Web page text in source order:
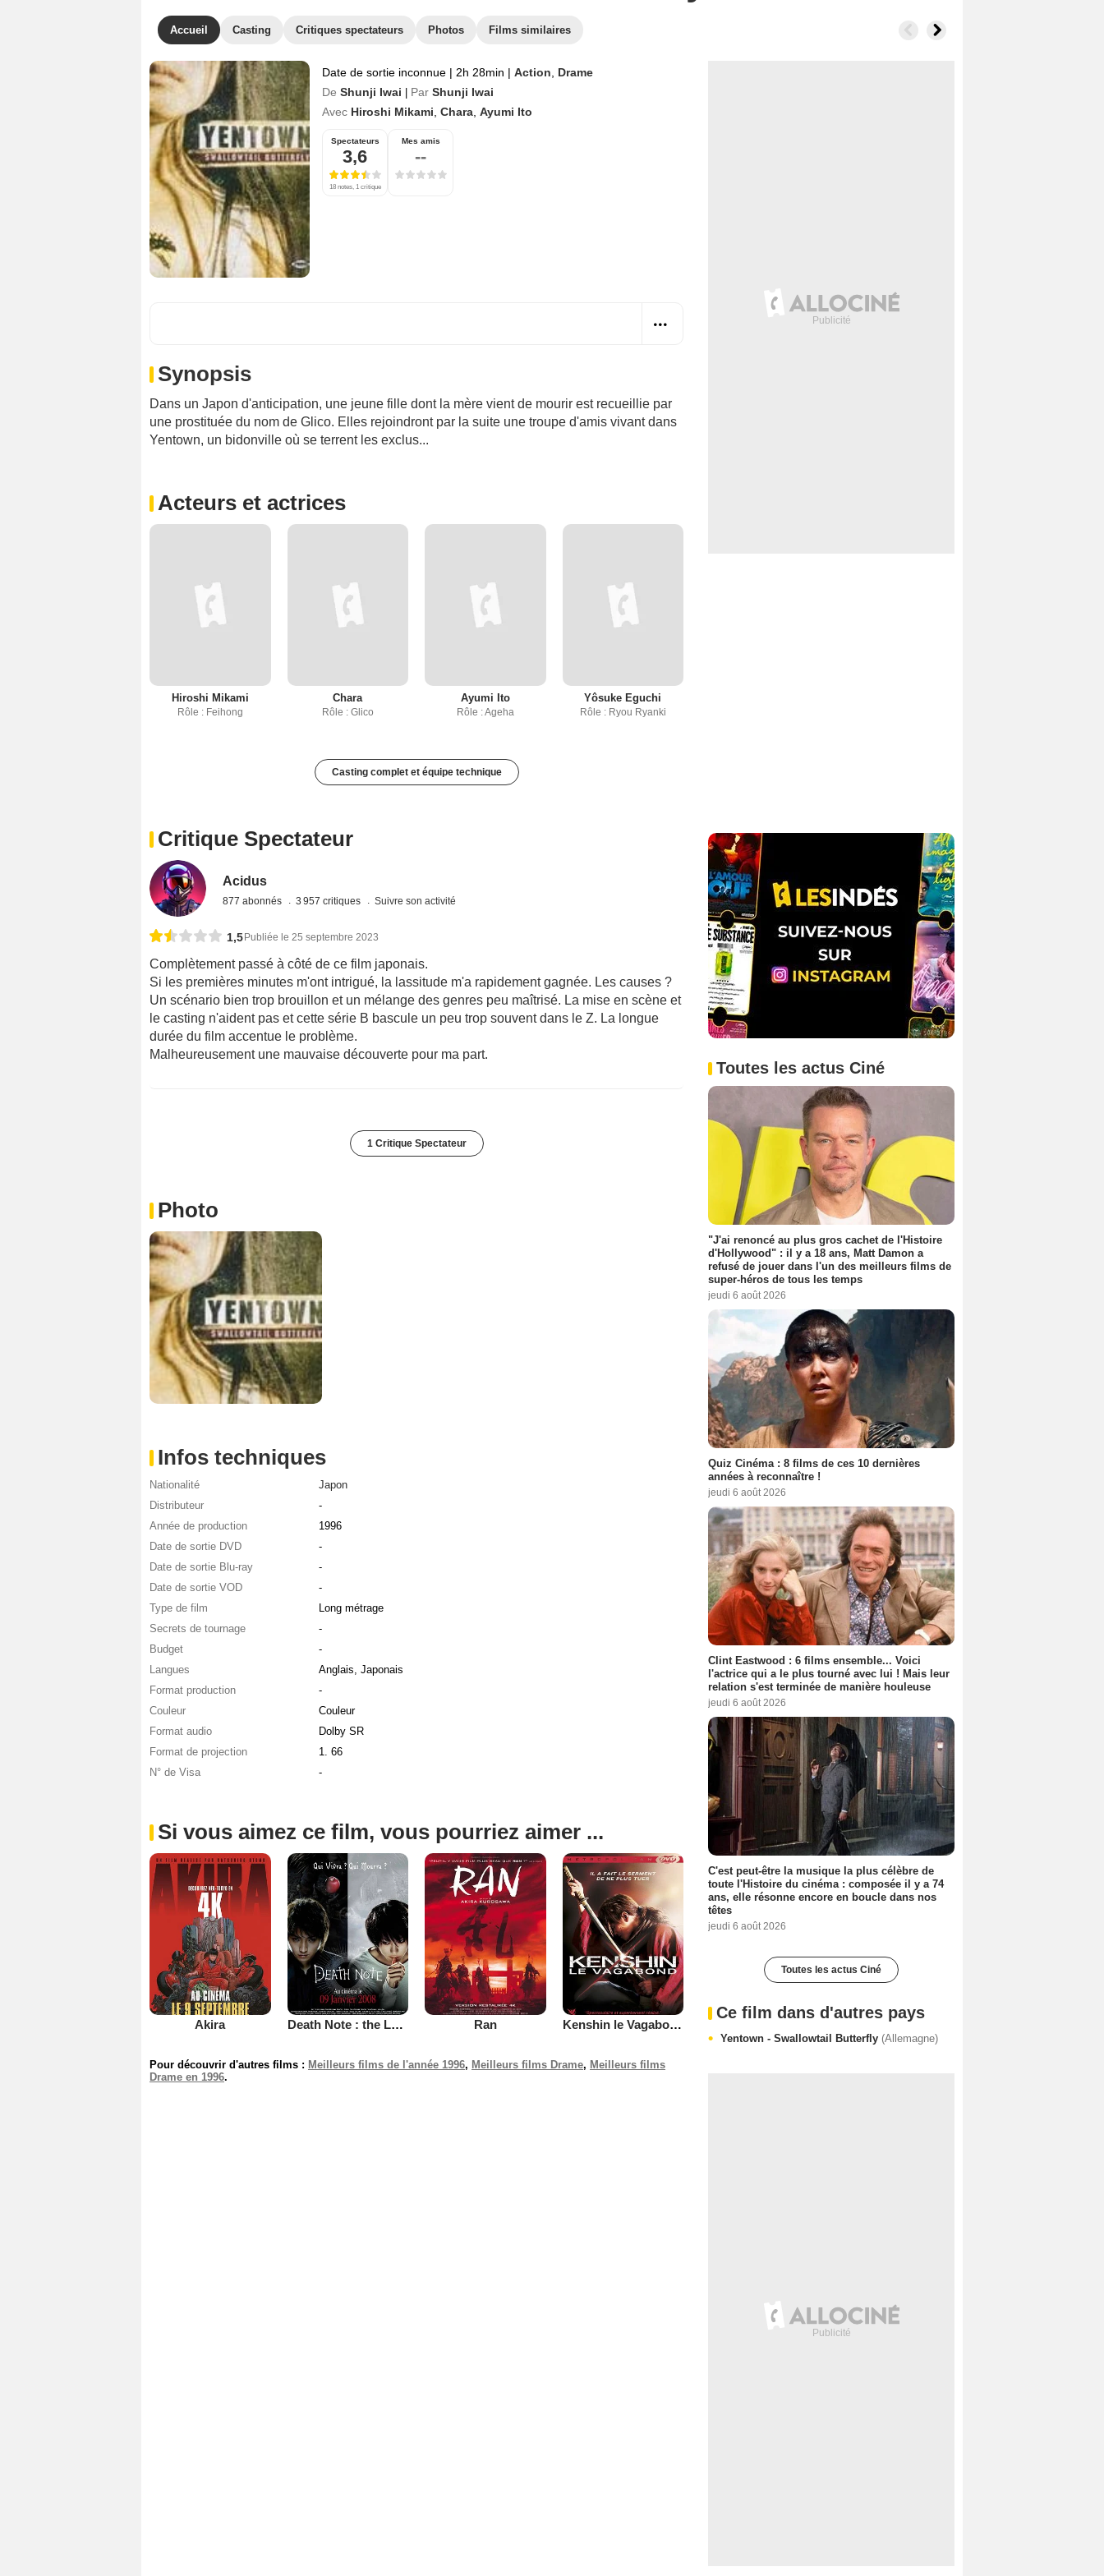
Accueil Casting Critiques spectateurs Photos Films similaires
Date de sortie inconnue | 2h 28min | Action
Drame
De Shunji Iwai Par Shunji Iwai
Avec Hiroshi Mikami Chara Ayumi Ito
Spectateurs
3,6
18 notes, 1 critique
Mes amis
--
Synopsis
Dans un Japon d'anticipation, une jeune fille dont la mère vient de mourir est recueillie par
une prostituée du nom de Glico. Elles rejoindront par la suite une troupe d'amis vivant dans
Yentown, un bidonville où se terrent les exclus...
Acteurs et actrices
Hiroshi Mikami
Rôle : Feihong
Chara
Rôle : Glico
Ayumi Ito
Rôle : Ageha
Yôsuke Eguchi
Rôle : Ryou Ryanki
Casting complet et équipe technique
Critique Spectateur
Acidus
877 abonnés 3 957 critiques Suivre son activité
1,5 Publiée le 25 septembre 2023
Complètement passé à côté de ce film japonais.
Si les premières minutes m'ont intrigué, la lassitude m'a rapidement gagnée. Les causes ?
Un scénario bien trop brouillon et un mélange des genres peu maîtrisé. La mise en scène et
le casting n'aident pas et cette série B bascule un peu trop souvent dans le Z. La longue
durée du film accentue le problème.
Malheureusement une mauvaise découverte pour ma part.
1 Critique Spectateur
Photo
Infos techniques
Nationalité
Japon
Distributeur
-
Année de production
1996
Date de sortie DVD
-
Date de sortie Blu-ray
-
Date de sortie VOD
-
Type de film
Long métrage
Secrets de tournage
-
Budget
-
Langues
Anglais, Japonais
Format production
-
Couleur
Couleur
Format audio
Dolby SR
Format de projection
1. 66
N° de Visa
-
Si vous aimez ce film, vous pourriez aimer ...
Akira Death Note : the Last Name Ran Kenshin le Vagabond
Pour découvrir d'autres films : Meilleurs films de l'année 1996, Meilleurs films Drame, Meilleurs films
Drame en 1996.
Toutes les actus Ciné
"J'ai renoncé au plus gros cachet de l'Histoire
d'Hollywood" : il y a 18 ans, Matt Damon a
refusé de jouer dans l'un des meilleurs films de
super-héros de tous les temps
jeudi 6 août 2026
Quiz Cinéma : 8 films de ces 10 dernières
années à reconnaître !
jeudi 6 août 2026
Clint Eastwood : 6 films ensemble... Voici
l'actrice qui a le plus tourné avec lui ! Mais leur
relation s'est terminée de manière houleuse
jeudi 6 août 2026
C'est peut-être la musique la plus célèbre de
toute l'Histoire du cinéma : composée il y a 74
ans, elle résonne encore en boucle dans nos
têtes
jeudi 6 août 2026
Toutes les actus Ciné
Ce film dans d'autres pays
Yentown - Swallowtail Butterfly (Allemagne)